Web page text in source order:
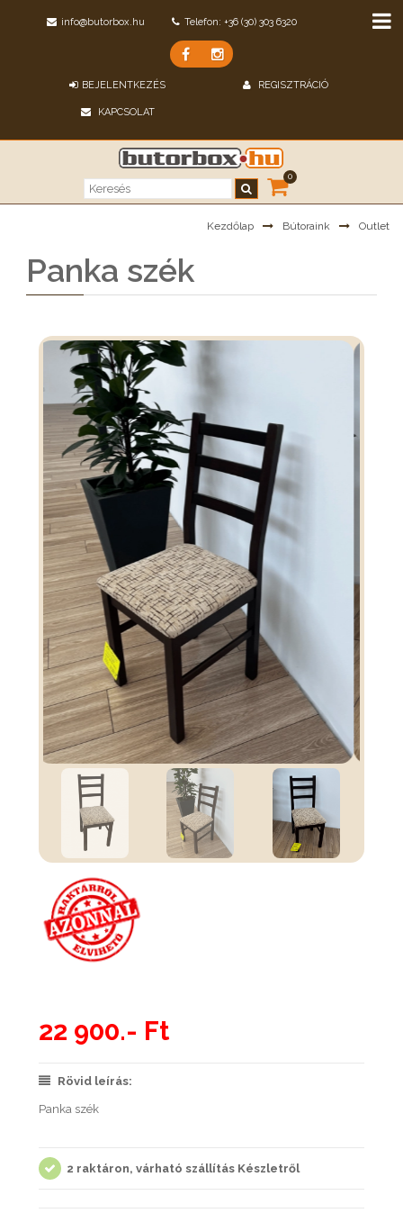
info@butorbox.hu Telefon: +36 (30) 303 6320
BEJELENTKEZÉS REGISZTRÁCIÓ
KAPCSOLAT
0
Kezdőlap Bútoraink Outlet
Panka szék
22 900.- Ft
Rövid leírás:
Panka szék
2 raktáron, várható szállítás Készletről